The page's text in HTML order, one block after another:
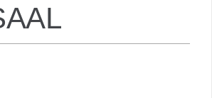
Gesucht